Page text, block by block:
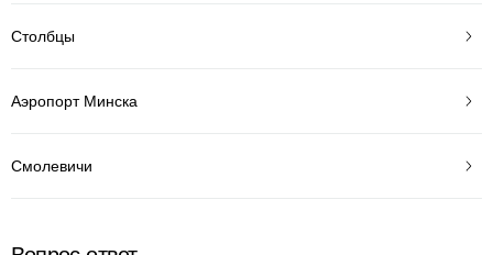
Столбцы
Аэропорт Минска
Смолевичи